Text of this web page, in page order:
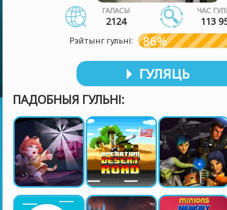
ГАЛАСЫ
2124
ЧАС
113
Рэйтынг гульні: 86%
ГУЛЯЦЬ
ПАДОБНЫЯ ГУЛЬНІ: